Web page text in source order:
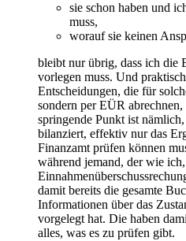
sie schon haben und
muss,
worauf sie keinen
bleibt nur übrig, dass ich die
vorlegen muss. Und
Entscheidungen, die für
sondern per EÜR abrechnen,
springende Punkt ist
bilanziert, effektiv nur das
Finanzamt prüfen können
während jemand, der wie
damit bereits die gesamte
Informationen über das
vorgelegt hat. Die haben
alles, was es zu prüfen gibt.